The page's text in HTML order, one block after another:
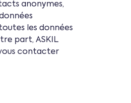
anonymes,
les données
part, ASKIL
contacter